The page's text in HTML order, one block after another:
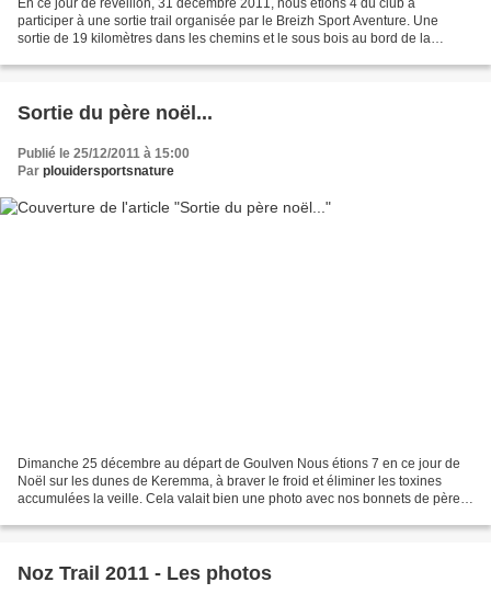
participer à une sortie trail organisée par le Breizh Sport Aventure. Une
sortie de 19 kilomètres dans les chemins et le sous bois au bord de la
Sortie du père noël...
Publié le 25/12/2011 à 15:00
Par plouidersportsnature
Dimanche 25 décembre au départ de Goulven Nous étions 7 en ce jour de
Noël sur les dunes de Keremma, à braver le froid et éliminer les toxines
accumulées la veille. Cela valait bien une photo avec nos bonnets de père
Noz Trail 2011 - Les photos